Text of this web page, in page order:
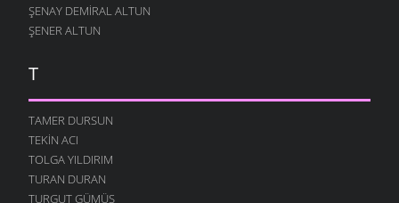
ŞENAY DEMIRAL ALTUN
ŞENER ALTUN
T
TAMER DURSUN
TEKIN ACI
TOLGA YILDIRIM
TURAN DURAN
TURGUT GÜMÜŞ